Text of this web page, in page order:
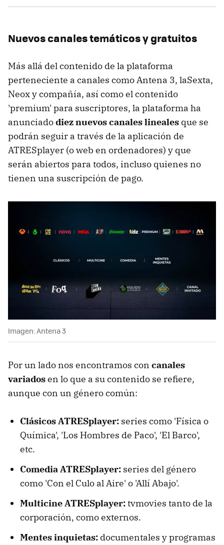
Nuevos canales temáticos y gratuitos
Más allá del contenido de la plataforma
perteneciente a canales como Antena 3, laSexta,
Neox y compañía, así como el contenido
'premium' para suscriptores, la plataforma ha
anunciadodiez nuevos canales lineales que se
podrán seguir a través de la aplicación de
ATRESplayer (o web en ordenadores) y que
serán abiertos para todos, incluso quienes no
tienen una suscripción de pago.
Imagen: Antena 3
Por un lado nos encontramos con canales
variadosen lo que a su contenido se refiere,
aunque con un género común:
Clásicos ATRESplayer: series como 'Física o
Química', 'Los Hombres de Paco', 'El Barco',
etc.
Comedia ATRESplayer: series del género
como 'Con el Culo al Aire' o 'Allí Abajo'.
Multicine ATRESplayer:tvmovies tanto de la
corporación, como externos.
Mentes inquietas: documentales y programas